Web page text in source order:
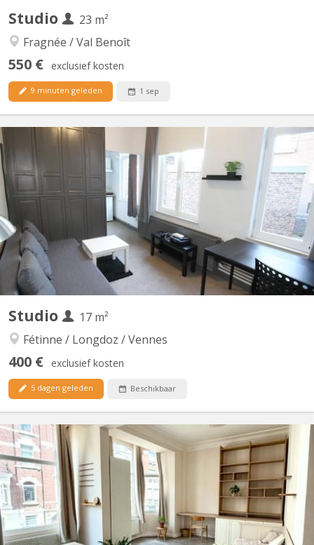
Studio
23 m²
Fragnée / Val Benoît
550 € exclusief kosten
9 minuten geleden 1 sep
KL 14524
Studio pour étudiant
Studio
17 m²
Fétinne / Longdoz / Vennes
400 € exclusief kosten
5 dagen geleden Beschikbaar
KL 3329
Plusieurs beaux studios étudiants meublés tel que, parfait état et
tout confort qui se libère entre juillet et le 30/08, !! Vu le grand
nombre de demandes !! Merci de téléphoner au pour vous
présenter ... de préférence Lu-Sa de 12h à 13h et de 19h à 20h.
Ou d'envoyer vos coordonnées par SMS ou...